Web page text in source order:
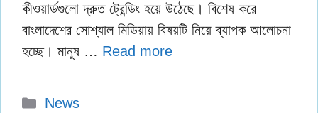
কীওয়ার্ডগুলো দ্রুত ট্রেন্ডিং হয়ে উঠেছে। বিশেষ করে
বাংলাদেশের সোশ্যাল মিডিয়ায় বিষয়টি নিয়ে ব্যাপক আলোচনা
হচ্ছে। মানুষ … Read more
Categories
News